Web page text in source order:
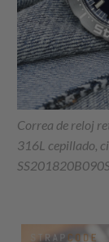
Correa de reloj
316L cepillado,
SS201820B090S